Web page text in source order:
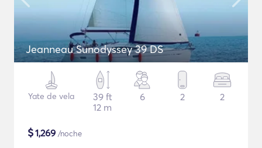
Jeanneau Sunodyssey 39 DS
Yate de vela
39 ft
12 m
6 2 2
$1,269 /noche